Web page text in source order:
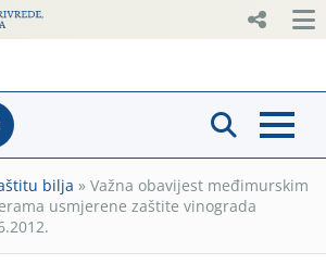
bilja » Važna obavijest međimurskim
usmjerene zaštite vinograda